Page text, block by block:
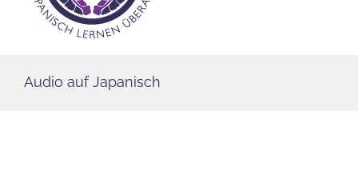
Audio auf Japanisch